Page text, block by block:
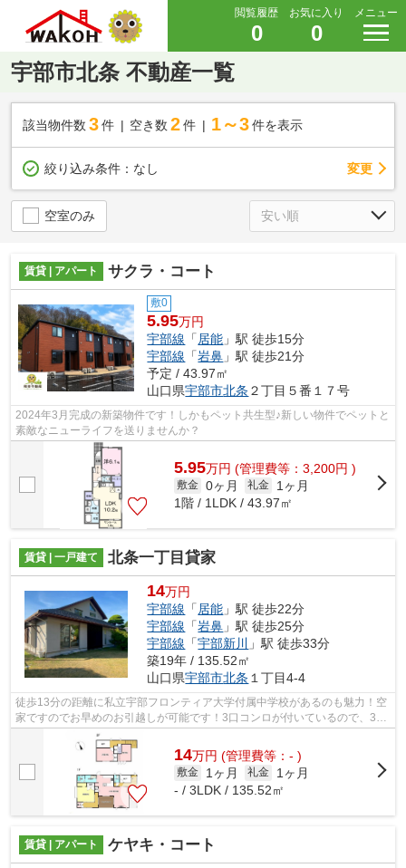
閲覧履歴
0
お気に入り
0
メニュー
宇部市北条 不動産一覧
該当物件数 3件 空き数 2 件 1～3 件を表示
絞り込み条件： なし 変更
空室のみ
賃貸 | アパート サクラ・コート
敷0
5.95万円
宇部線 「居能 」駅 徒歩15分
宇部線 「岩鼻 」駅 徒歩21分
予定 / 43.97㎡
山口県宇部市北条 ２丁目５番１７号
2024年3月完成の新築物件です！しかもペット共生型♪新しい物件でペットと
素敵なニューライフを送りませんか？
5.95万円 (管理費等：3,200円 )
敷金 0ヶ月 礼金
1ヶ月
1階 / 1LDK / 43.97㎡
賃貸 | 一戸建て 北条一丁目貸家
14万円
宇部線 「 居能 」駅 徒歩22分
宇部線 「岩鼻 」駅 徒歩25分
宇部線 「宇部新川
」駅 徒歩33分
築19年 / 135.52㎡
山口県宇部市北条 １丁目4-4
徒歩13分の距離に私立宇部フロンティア大学付属中学校があるのも魅力！空
家ですのでお早めのお引越しが可能です！3口コンロが付いているので、3つ
の料理を同時に進められて時短につな...
14万円 (管理費等：- )
敷金 1ヶ月 礼金
1ヶ月
- / 3LDK / 135.52㎡
賃貸 | アパート ケヤキ・コート